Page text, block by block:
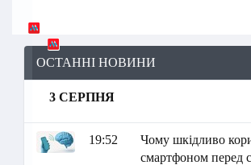
ОСТАННІ НОВИНИ
3 СЕРПНЯ
19:52
Чому шкідливо
смартфоном перед